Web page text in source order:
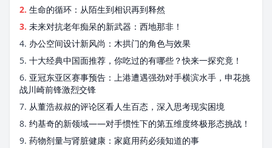
2. 生命的循环：从陌生到相识再到释然
3. 未来对抗老年痴呆的新武器：西地那非！
4. 办公空间设计新风尚：木拱门的角色与效果
5. 十大经典中国面推荐，你吃过的有哪些？快来一探究竟！
6. 亚冠东亚区赛事预告：上港遭遇强劲对手横滨水手，申花挑
战川崎前锋激烈交锋
7. 从董浩叔叔的评论区看人生百态，深入思考现实困境
8. 约基奇的新领域——对手惯性下的第五维度终极形态挑战！
9. 药物剂量与肾脏健康：家庭用药必须知道的事